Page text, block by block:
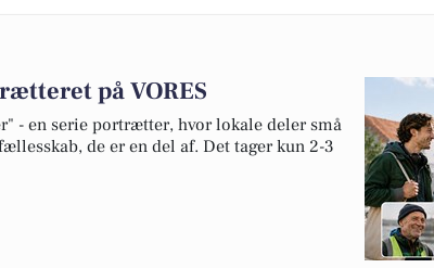
på VORES
- en serie portrætter, hvor lokale deler små
de er en del af. Det tager kun 2-3